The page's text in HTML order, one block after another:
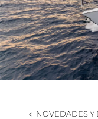
NOVEDADES Y